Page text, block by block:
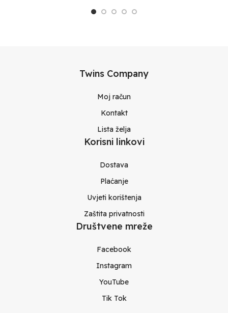
Twins Company
Moj račun
Kontakt
Lista želja
Korisni linkovi
Dostava
Plaćanje
Uvjeti korištenja
Zaštita privatnosti
Društvene mreže
Facebook
Instagram
YouTube
Tik Tok